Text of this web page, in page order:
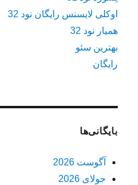
اوکلی لایسنس رایگان نود 32
همیار نود 32
بهترین سئو
رایگان
بایگانی‌ها
آگوست 2026
جولای 2026